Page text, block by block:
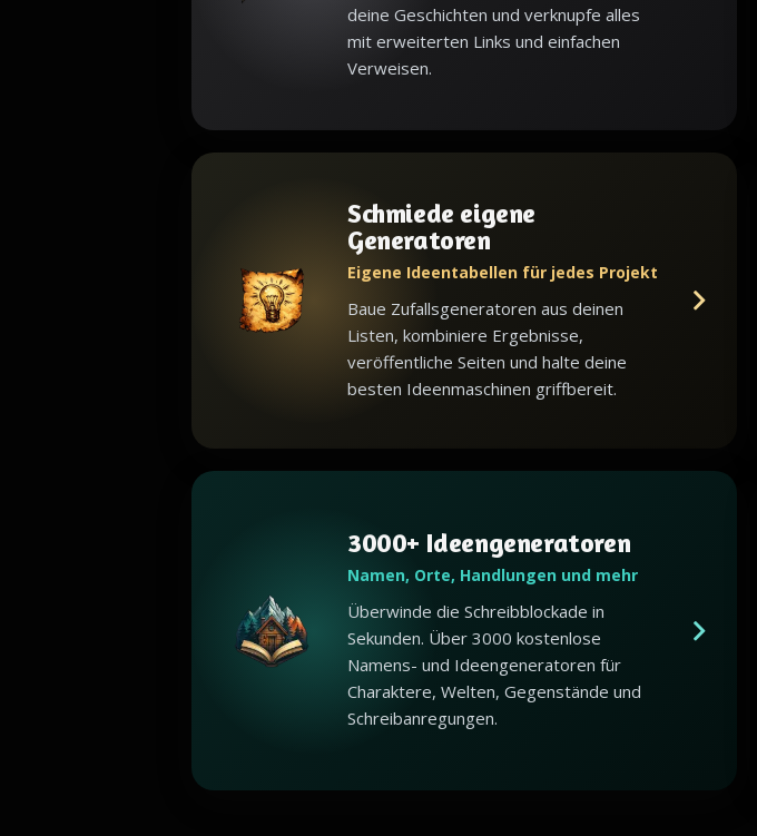
deine Geschichten und verknupfe alles
mit erweiterten Links und einfachen
Verweisen.
Schmiede eigene
Generatoren
Eigene Ideentabellen für jedes Projekt
Baue Zufallsgeneratoren aus deinen
Listen, kombiniere Ergebnisse,
veröffentliche Seiten und halte deine
besten Ideenmaschinen griffbereit.
3000+ Ideengeneratoren
Namen, Orte, Handlungen und mehr
Überwinde die Schreibblockade in
Sekunden. Über 3000 kostenlose
Namens- und Ideengeneratoren für
Charaktere, Welten, Gegenstände und
Schreibanregungen.